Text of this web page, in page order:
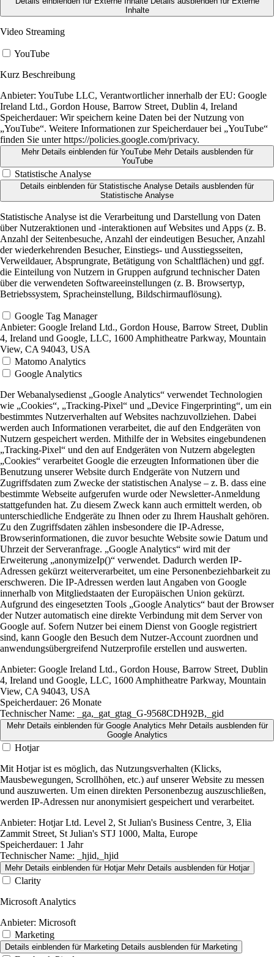
Inhalte
Video Streaming
YouTube
Kurz Beschreibung
Anbieter: YouTube LLC, Verantwortlicher innerhalb der EU: Google
Ireland Ltd., Gordon House, Barrow Street, Dublin 4, Ireland
Speicherdauer: Wir speichern keine Daten bei der Nutzung von
„YouTube“. Weitere Informationen zur Speicherdauer bei „YouTube“
finden Sie unter https://policies.google.com/privacy.
Mehr Details einblendenfür YouTube Mehr Details ausblendenfür
YouTube
Statistische Analyse
Details einblenden für Statistische Analyse Details ausblenden für
Statistische Analyse
Statistische Analyse ist die Verarbeitung und Darstellung von Daten
über Nutzeraktionen und -interaktionen auf Websites und Apps (z. B.
Anzahl der Seitenbesuche, Anzahl der eindeutigen Besucher, Anzahl
der wiederkehrenden Besucher, Einstiegs- und Ausstiegsseiten,
Verweildauer, Absprungrate, Betätigung von Schaltflächen) und ggf.
die Einteilung von Nutzern in Gruppen aufgrund technischer Daten
über die verwendeten Softwareeinstellungen (z. B. Browsertyp,
Betriebssystem, Spracheinstellung, Bildschirmauflösung).
Google Tag Manager
Anbieter: Google Ireland Ltd., Gordon House, Barrow Street, Dublin
4, Ireland und Google, LLC, 1600 Amphitheatre Parkway, Mountain
View, CA 94043, USA
Matomo Analytics
Google Analytics
Der Webanalysedienst „Google Analytics“ verwendet Technologien
wie „Cookies“, „Tracking-Pixel“ und „Device Fingerprinting“, um ein
bestimmtes Nutzerverhalten auf Websites nachzuvollziehen. Dabei
werden auch Informationen verarbeitet, die auf den Endgeräten von
Nutzern gespeichert werden. Mithilfe der in Websites eingebundenen
„Tracking-Pixel“ und den auf Endgeräten von Nutzern abgelegten
„Cookies“ verarbeitet Google die erzeugten Informationen über die
Benutzung unserer Website durch Endgeräte von Nutzern und
Zugriffsdaten zum Zwecke der statistischen Analyse – z. B. dass eine
bestimmte Webseite aufgerufen wurde oder Newsletter-Anmeldung
stattgefunden hat. Zu diesem Zweck kann auch ermittelt werden, ob
unterschiedliche Endgeräte zu Ihnen oder zu Ihrem Haushalt gehören.
Zu den Zugriffsdaten zählen insbesondere die IP-Adresse,
Browserinformationen, die zuvor besuchte Website sowie Datum und
Uhrzeit der Serveranfrage. „Google Analytics“ wird mit der
Erweiterung „anonymizeIp()“ verwendet. Dadurch werden IP-
Adressen gekürzt weiterverarbeitet, um eine Personenbeziehbarkeit zu
erschweren. Die IP-Adressen werden laut Angaben von Google
innerhalb von Mitgliedstaaten der Europäischen Union gekürzt.
Aufgrund des eingesetzten Tools „Google Analytics“ baut der Browser
der Nutzer automatisch eine direkte Verbindung mit dem Server von
Google auf. Sofern Nutzer bei einem Dienst von Google registriert
sind, kann Google den Besuch dem Nutzer-Account zuordnen und
anwendungsübergreifend Nutzerprofile erstellen und auswerten.
Anbieter: Google Ireland Ltd., Gordon House, Barrow Street, Dublin
4, Ireland und Google, LLC, 1600 Amphitheatre Parkway, Mountain
View, CA 94043, USA
Speicherdauer: 26 Monate
Technischer Name: _ga,_gat_gtag_G-9568CDH92B,_gid
Mehr Details einblendenfür Google Analytics Mehr Details ausblendenfür
Google Analytics
Hotjar
Mit Hotjar ist es möglich, das Nutzungsverhalten (Klicks,
Mausbewegungen, Scrollhöhen, etc.) auf unserer Website zu messen
und auszuwerten. Um einen direkten Personenbezug auszuschließen,
werden IP-Adressen nur anonymisiert gespeichert und verarbeitet.
Anbieter: Hotjar Ltd. Level 2, St Julian's Business Centre, 3, Elia
Zammit Street, St Julian's STJ 1000, Malta, Europe
Speicherdauer: 1 Jahr
Technischer Name: _hjid,_hjid
Mehr Details einblenden für Hotjar Mehr Details ausblenden für Hotjar
Clarity
Microsoft Analytics
Anbieter: Microsoft
Marketing
Details einblenden für Marketing Details ausblenden für Marketing